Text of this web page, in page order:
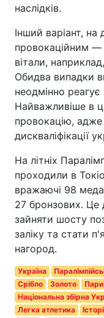
наслідків.
Інший варіант,
провокаційним
вітали,
Обидва випадки
неодмінно
Найважливіше в
провокацію, адже
дискваліфікації
На літніх
проходили в
вражаючі 98
27 бронзових. Це
зайняти шосту
заліку та стати
нагород.
Україна
Срібло
Золото
Національна збірна
Легка атлетика